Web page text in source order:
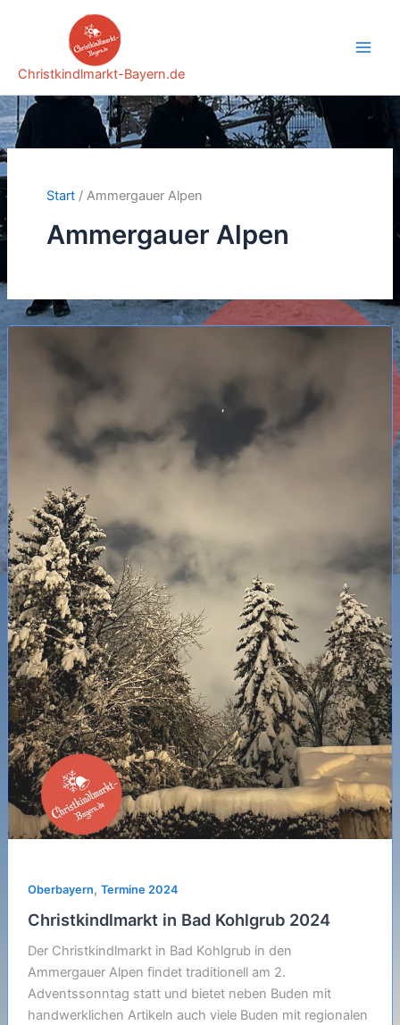
Christkindlmarkt-Bayern.de
Start Ammergauer Alpen
Ammergauer Alpen
Oberbayern, Termine 2024
Christkindlmarkt in Bad Kohlgrub 2024
Der Christkindlmarkt in Bad Kohlgrub in den
Ammergauer Alpen findet traditionell am 2.
Adventssonntag statt und bietet neben Buden mit
handwerklichen Artikeln auch viele Buden mit regionalen